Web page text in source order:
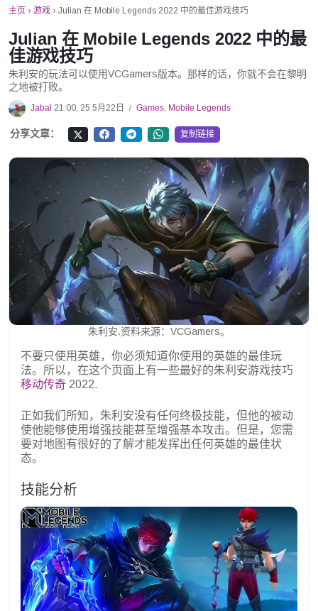
主页 › 游戏 › Julian 在 Mobile Legends 2022 中的最佳游戏技巧
Julian 在 Mobile Legends 2022 中的最
佳游戏技巧
朱利安的玩法可以使用VCGamers版本。那样的话，你就不会在黎明
之地被打败。
Jabal 21:00, 25 5月22日 / Games, Mobile Legends
分享文章： 复制链接
朱利安.资料来源：VCGamers。
不要只使用英雄，你必须知道你使用的英雄的最佳玩
法。所以，在这个页面上有一些最好的朱利安游戏技巧
移动传奇 2022.
正如我们所知，朱利安没有任何终极技能，但他的被动
使他能够使用增强技能甚至增强基本攻击。但是，您需
要对地图有很好的了解才能发挥出任何英雄的最佳状
态。
技能分析